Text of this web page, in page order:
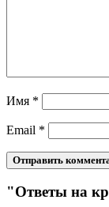
Имя *
Email *
"Ответы на